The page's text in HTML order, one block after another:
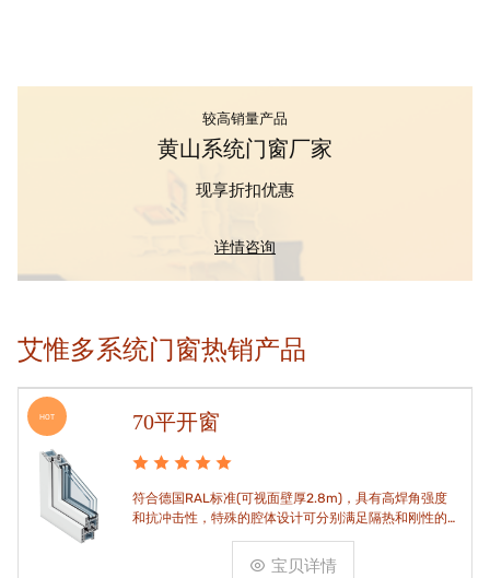
较高销量产品
黄山系统门窗厂家
现享折扣优惠
详情咨询
艾惟多系统门窗热销产品
HOT 70平开窗
符合德国RAL标准(可视面壁厚2.8m)，具有高焊角强度
和抗冲击性，特殊的腔体设计可分别满足隔热和刚性的
宝贝详情